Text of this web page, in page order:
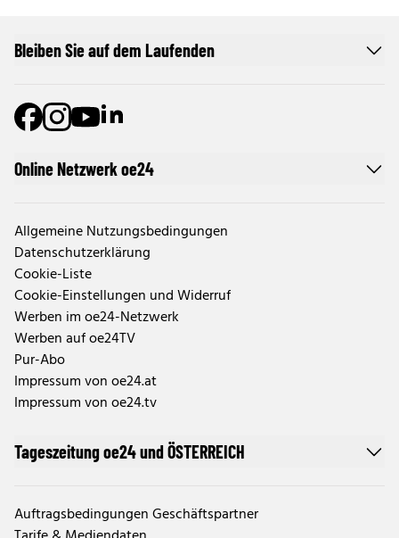
Online Netzwerk oe24
Allgemeine Nutzungsbedingungen
Datenschutzerklärung
Cookie-Liste
Cookie-Einstellungen und Widerruf
Werben im oe24-Netzwerk
Werben auf oe24TV
Pur-Abo
Impressum von oe24.at
Impressum von oe24.tv
Tageszeitung oe24 und ÖSTERREICH
Auftragsbedingungen Geschäftspartner
Bleiben Sie auf dem Laufenden